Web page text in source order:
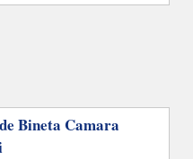
Bineta Camara